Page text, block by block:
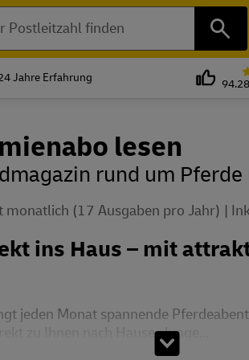
Jahre Erfahrung
lesen
rund um
monatlich (17 Ausgaben pro Jahr)
ins Haus – mit
jeden Monat spannende
zu Ihnen nach Hause. Junge...